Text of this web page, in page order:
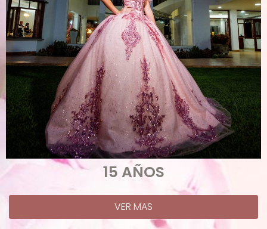
15 AÑOS
VER MAS